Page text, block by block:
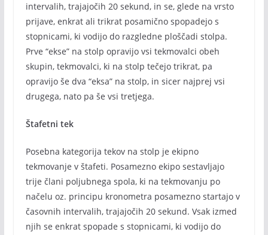
intervalih, trajajočih 20 sekund, in se, glede na vrsto
prijave, enkrat ali trikrat posamično spopadejo s
stopnicami, ki vodijo do razgledne ploščadi stolpa.
Prve “ekse” na stolp opravijo vsi tekmovalci obeh
skupin, tekmovalci, ki na stolp tečejo trikrat, pa
opravijo še dva “eksa” na stolp, in sicer najprej vsi
drugega, nato pa še vsi tretjega.
Štafetni tek
Posebna kategorija tekov na stolp je ekipno
tekmovanje v štafeti. Posamezno ekipo sestavljajo
trije člani poljubnega spola, ki na tekmovanju po
načelu oz. principu kronometra posamezno startajo v
časovnih intervalih, trajajočih 20 sekund. Vsak izmed
njih se enkrat spopade s stopnicami, ki vodijo do